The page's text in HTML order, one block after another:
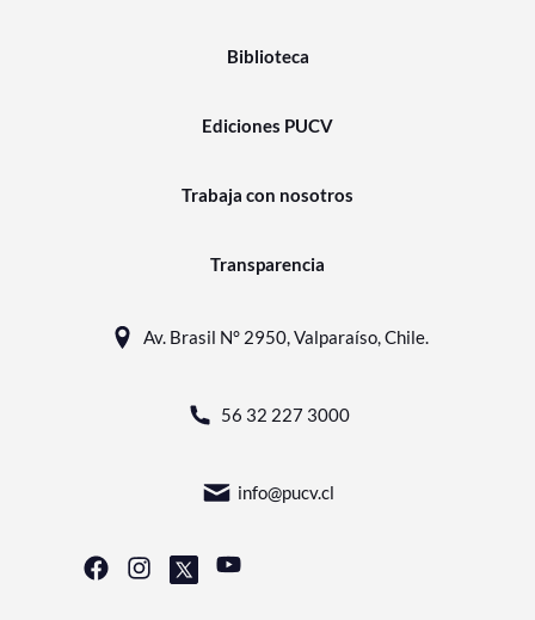
Biblioteca
Ediciones PUCV
Trabaja con nosotros
Transparencia
Av. Brasil N° 2950, Valparaíso, Chile.
56 32 227 3000
info@pucv.cl